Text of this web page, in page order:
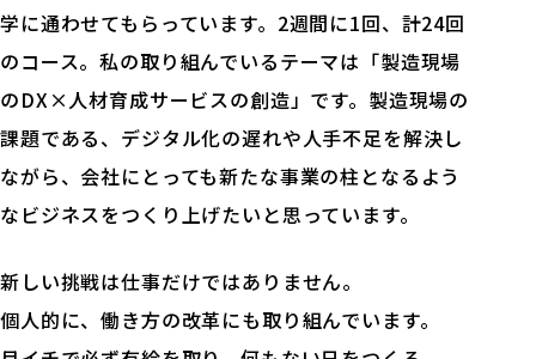
学に通わせてもらっています。2週間に1回、計24回
のコース。私の取り組んでいるテーマは「製造現場
のDX×人材育成サービスの創造」です。製造現場の
課題である、デジタル化の遅れや人手不足を解決し
ながら、会社にとっても新たな事業の柱となるよう
なビジネスをつくり上げたいと思っています。
新しい挑戦は仕事だけではありません。
個人的に、働き方の改革にも取り組んでいます。